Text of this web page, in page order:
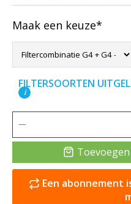
Maak een keuze*
FILTERSOORTEN
i
Een abonnement